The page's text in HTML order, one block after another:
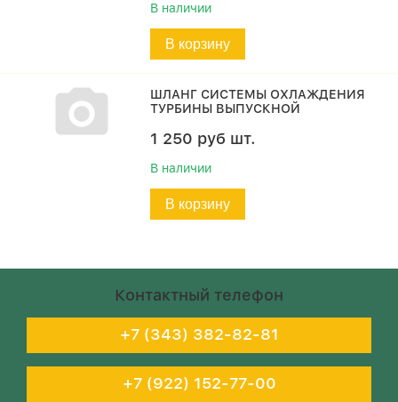
В наличии
В корзину
ШЛАНГ СИСТЕМЫ ОХЛАЖДЕНИЯ
ТУРБИНЫ ВЫПУСКНОЙ
1 250 руб шт.
В наличии
В корзину
Контактный телефон
+7 (343) 382-82-81
+7 (922) 152-77-00